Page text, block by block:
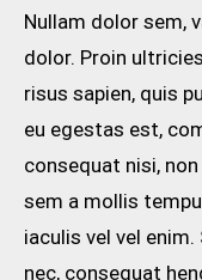
Nullam dolor sem,
dolor. Proin
risus sapien, quis
eu egestas est,
consequat nisi,
sem a mollis
iaculis vel vel
nec, consequat